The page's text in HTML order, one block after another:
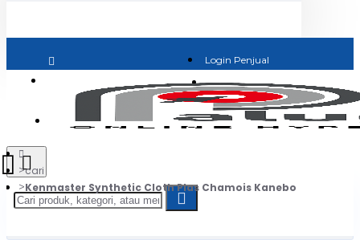
Login Penjual
Jadi Penjual
cari
Kenmaster Synthetic Cloth Plas Chamois Kanebo